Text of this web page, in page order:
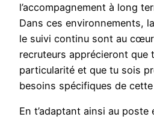
l’accompagnement à long
Dans ces environnements,
le suivi continu sont au
recruteurs apprécieront que
particularité et que tu sois
besoins spécifiques de
En t’adaptant ainsi au poste